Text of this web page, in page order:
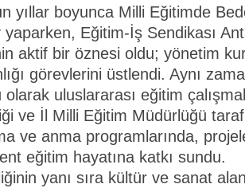
yıllar boyunca Milli Eğitimde
Eğitim-İş Sendikası
aktif bir öznesi oldu; yönetim
görevlerini üstlendi. Aynı
uluslararası eğitim
ve İl Milli Eğitim Müdürlüğü
ve anma programlarında,
eğitim hayatına katkı sundu.
yanı sıra kültür ve sanat